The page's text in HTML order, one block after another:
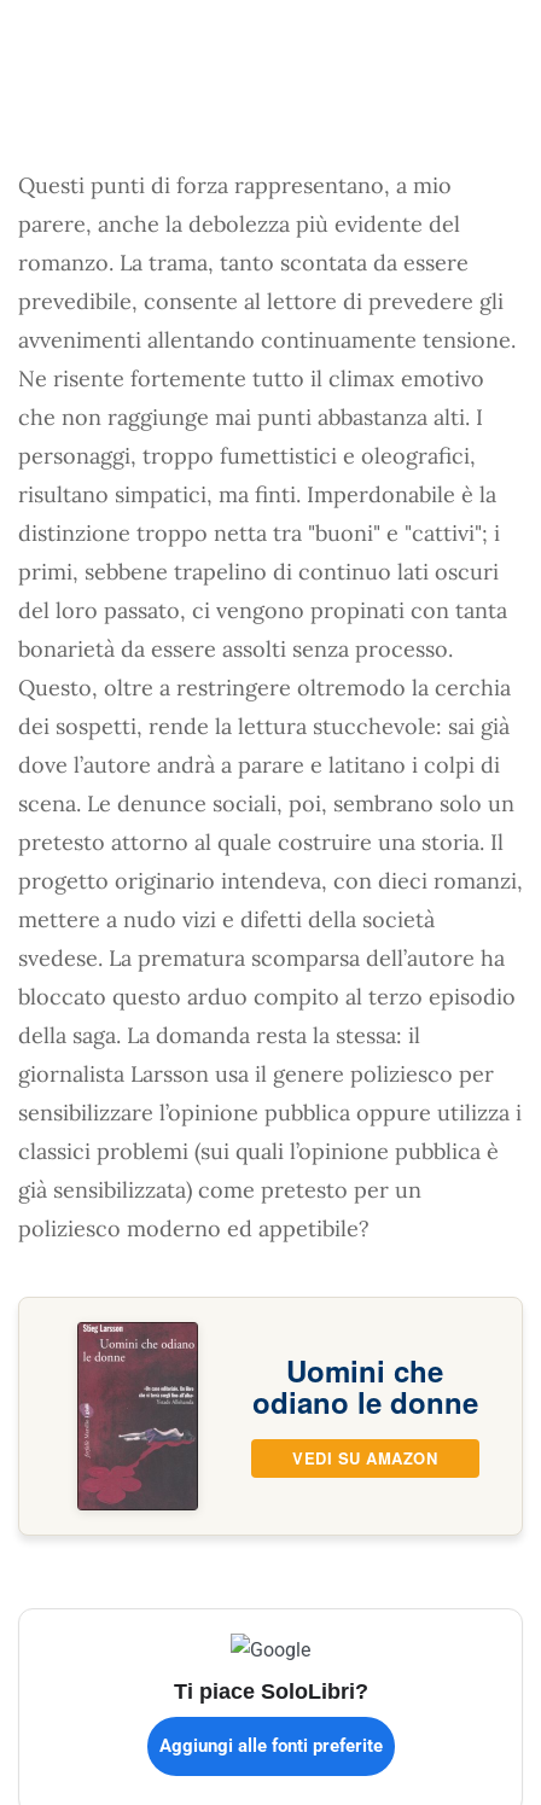
Questi punti di forza rappresentano, a mio
parere, anche la debolezza più evidente del
romanzo. La trama, tanto scontata da essere
prevedibile, consente al lettore di prevedere gli
avvenimenti allentando continuamente tensione.
Ne risente fortemente tutto il climax emotivo
che non raggiunge mai punti abbastanza alti. I
personaggi, troppo fumettistici e oleografici,
risultano simpatici, ma finti. Imperdonabile è la
distinzione troppo netta tra "buoni" e "cattivi"; i
primi, sebbene trapelino di continuo lati oscuri
del loro passato, ci vengono propinati con tanta
bonarietà da essere assolti senza processo.
Questo, oltre a restringere oltremodo la cerchia
dei sospetti, rende la lettura stucchevole: sai già
dove l’autore andrà a parare e latitano i colpi di
scena. Le denunce sociali, poi, sembrano solo un
pretesto attorno al quale costruire una storia. Il
progetto originario intendeva, con dieci romanzi,
mettere a nudo vizi e difetti della società
svedese. La prematura scomparsa dell’autore ha
bloccato questo arduo compito al terzo episodio
della saga. La domanda resta la stessa: il
giornalista Larsson usa il genere poliziesco per
sensibilizzare l’opinione pubblica oppure utilizza i
classici problemi (sui quali l’opinione pubblica è
già sensibilizzata) come pretesto per un
poliziesco moderno ed appetibile?
Uomini che
odiano le donne
VEDI SU AMAZON
Ti piace SoloLibri?
Aggiungi alle fonti preferite